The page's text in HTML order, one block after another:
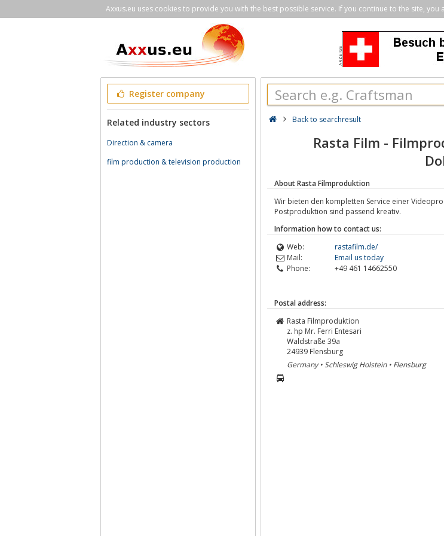
Axxus.eu uses cookies to provide you with the best possible service. If you continue to the site, you
Register company
Related industry sectors
Direction & camera
film production & television production
Back to searchresult
Rasta Film -
About Rasta Filmproduktion
Wir bieten den kompletten Service einer
Postproduktion sind passend kreativ.
Information how to contact us:
Web:
rastafilm.de/
Mail:
Email us today
Phone:
+49 461 14662550
Postal address:
Rasta Filmproduktion
z. hp Mr. Ferri Entesari
Waldstraße 39a
24939 Flensburg
Germany • Schleswig Holstein • Flensburg